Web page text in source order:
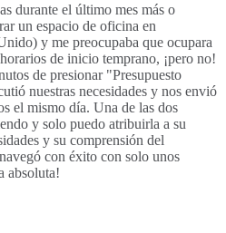
durante el último mes más o
un espacio de oficina en
y me preocupaba que ocupara
de inicio temprano, ¡pero no!
de presionar "Presupuesto
nuestras necesidades y nos envió
el mismo día. Una de las dos
y solo puedo atribuirla a su
y su comprensión del
con éxito con solo unos
absoluta!